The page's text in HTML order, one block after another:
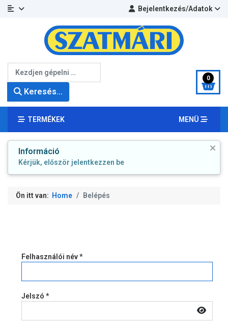
Bejelentkezés/Adatok
Keresés...
0
TERMÉKEK MENÜ
Információ
Kérjük, először jelentkezzen be
Ön itt van: Home Belépés
Felhasználói név*
Jelszó *